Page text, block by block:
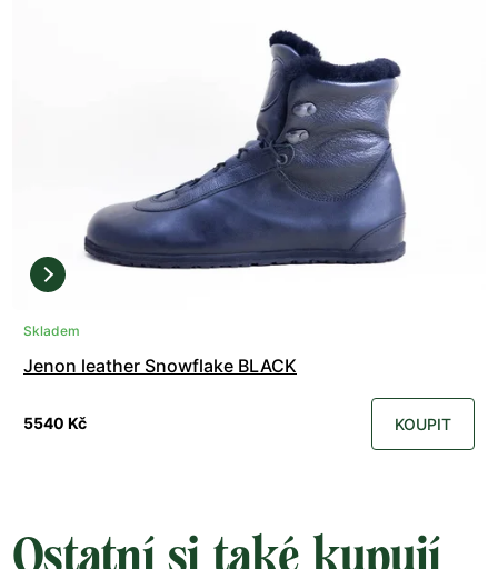
Skladem
Jenon leather Snowflake BLACK
5540 Kč KOUPIT
Ostatní si také kupují